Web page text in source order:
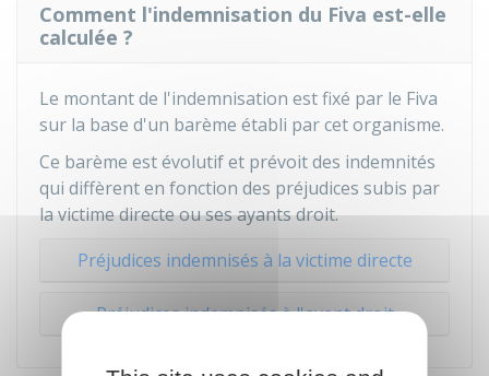
Comment l'indemnisation du Fiva est-elle
calculée ?
Le montant de l'indemnisation est fixé par le Fiva
sur la base d'un barème établi par cet organisme.
Ce barème est évolutif et prévoit des indemnités
qui diffèrent en fonction des préjudices subis par
la victime directe ou ses ayants droit.
Préjudices indemnisés à la victime directe
Préjudices indemnisés à l'ayant droit